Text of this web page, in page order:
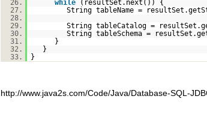
26.
while
(resultSet.next()) {
27.
String tableName =
28.
29.
String tableCatalog =
30.
String tableSchema =
31.
}
32.
}
33.
}
http://www.java2s.com/Code/Java/Database-SQL-